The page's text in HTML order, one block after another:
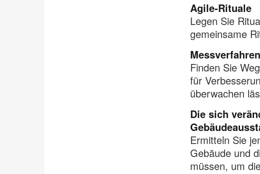
Agile-Rituale
Legen Sie
gemeinsame
Finden Sie
für
überwachen
Die sich
Ermitteln Sie
Gebäude und
müssen, um